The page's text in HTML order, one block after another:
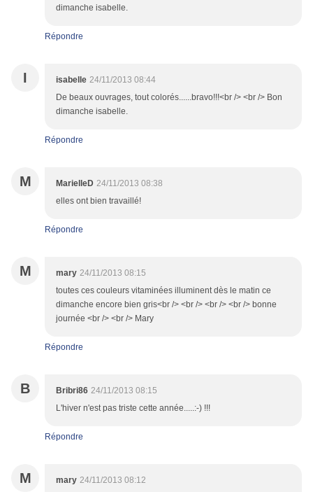
dimanche isabelle.
Répondre
I isabelle 24/11/2013 08:44
De beaux ouvrages, tout colorés......bravo!!!<br /> <br /> Bon
dimanche isabelle.
Répondre
M MarielleD 24/11/2013 08:38
elles ont bien travaillé!
Répondre
M mary 24/11/2013 08:15
toutes ces couleurs vitaminées illuminent dès le matin ce
dimanche encore bien gris<br /> <br /> <br /> <br /> bonne
journée <br /> <br /> Mary
Répondre
B Bribri86 24/11/2013 08:15
L'hiver n'est pas triste cette année.....:-) !!!
Répondre
M mary 24/11/2013 08:12